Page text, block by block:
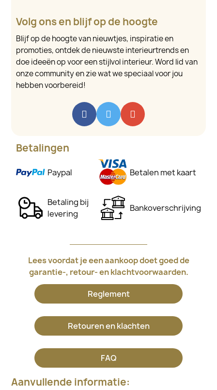
Volg ons en blijf op de hoogte
Blijf op de hoogte van nieuwtjes, inspiratie en
promoties, ontdek de nieuwste interieurtrends en
doe ideeën op voor een stijlvol interieur. Word lid van
onze community en zie wat we speciaal voor jou
hebben voorbereid!
Betalingen
Paypal Betalen met kaart
Betaling bij
levering
Bankoverschrijving
Lees voordat je een aankoop doet goed de
garantie-, retour- en klachtvoorwaarden.
Reglement
Retouren en klachten
FAQ
Aanvullende informatie: